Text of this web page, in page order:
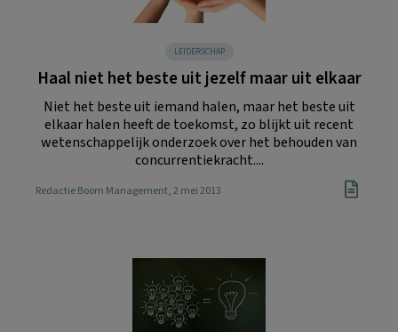
LEIDERSCHAP
Haal niet het beste uit jezelf maar uit elkaar
Niet het beste uit iemand halen, maar het beste uit
elkaar halen heeft de toekomst, zo blijkt uit recent
wetenschappelijk onderzoek over het behouden van
concurrentiekracht....
Redactie Boom Management, 2 mei 2013